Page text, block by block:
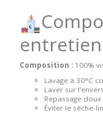
entretien
Composition : 100%
Lavage à 30°C
Laver sur l’envers
Repassage doux
Éviter le sèche-